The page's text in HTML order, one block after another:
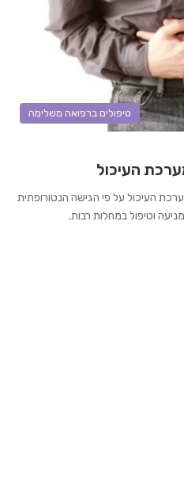
טיפולים ברפואה משלימה
העיכול
העיכול על פי הגישה הנטורופתית
וטיפול במחלות רבות.